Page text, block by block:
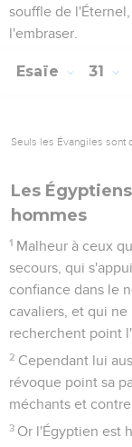
souffle de
l'embraser.
Esaïe 31
Seuls les Évangiles sont
Les
hommes
1 Malheur à ceux
secours, qui
confiance dans le
cavaliers, et qui
recherchent point
2 Cependant lui
révoque point sa
méchants et
3 Or l'Égyptien est